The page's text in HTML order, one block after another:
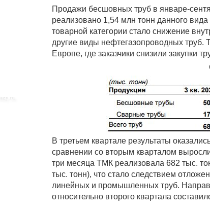
Продажи бесшовных труб в январе-
реализовано 1,54 млн тонн данного
товарной категории стало снижение
другие виды нефтегазопроводных труб.
Европе, где заказчики снизили закупки
В третьем квартале результаты
сравнении со вторым кварталом
три месяца ТМК реализовала 682 тыс.
тыс. тонн), что стало следствием
линейных и промышленных труб.
относительно второго квартала